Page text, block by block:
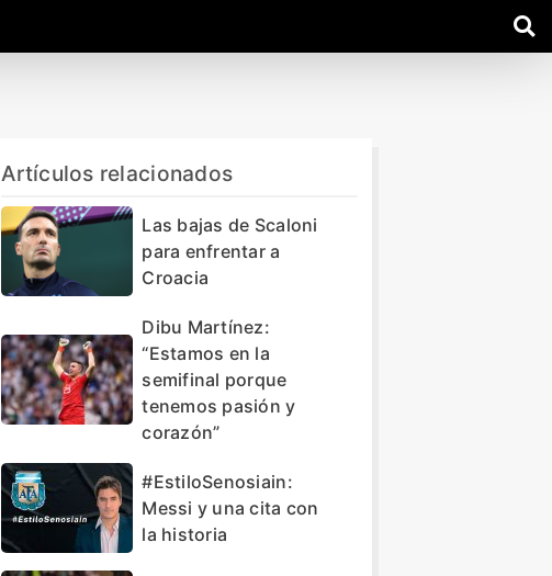
Artículos relacionados
Las bajas de Scaloni
para enfrentar a
Croacia
Dibu Martínez:
“Estamos en la
semifinal porque
tenemos pasión y
corazón”
#EstiloSenosiain:
Messi y una cita con
la historia